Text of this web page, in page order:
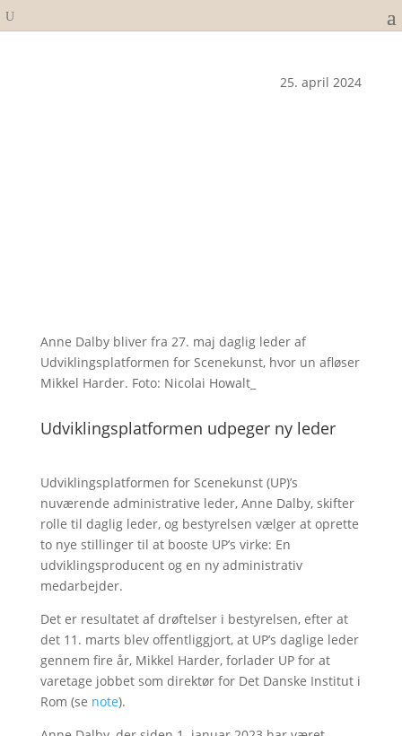
25. april 2024
Anne Dalby bliver fra 27. maj daglig leder af
Udviklingsplatformen for Scenekunst, hvor un afløser
Mikkel Harder. Foto: Nicolai Howalt_
Udviklingsplatformen udpeger ny leder
Udviklingsplatformen for Scenekunst (UP)’s
nuværende administrative leder, Anne Dalby, skifter
rolle til daglig leder, og bestyrelsen vælger at oprette
to nye stillinger til at booste UP’s virke: En
udviklingsproducent og en ny administrativ
medarbejder.
Det er resultatet af drøftelser i bestyrelsen, efter at
det 11. marts blev offentliggjort, at UP’s daglige leder
gennem fire år, Mikkel Harder, forlader UP for at
varetage jobbet som direktør for Det Danske Institut i
Rom (se note).